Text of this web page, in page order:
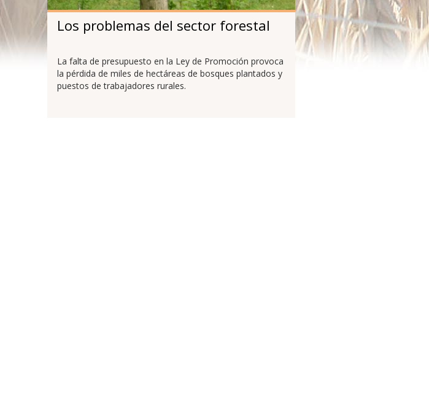
Los problemas del sector forestal
La falta de presupuesto en la Ley de Promoción provoca
la pérdida de miles de hectáreas de bosques plantados y
puestos de trabajadores rurales.